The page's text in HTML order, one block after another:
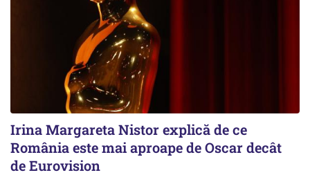
Irina Margareta Nistor explică de ce
România este mai aproape de Oscar decât
de Eurovision